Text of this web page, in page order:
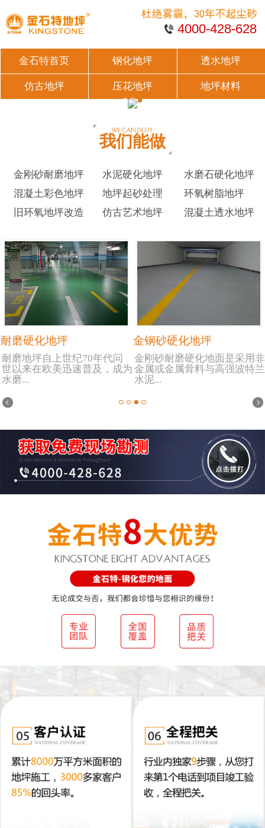
4000-428-628
金石特首页 钢化地坪 透水地坪
仿古地坪 压花地坪 地坪材料
我们能做
金刚砂耐磨地坪 水泥硬化地坪
水磨石硬化地坪
混凝土彩色地坪
地坪起砂处理
环氧树脂地坪
旧环氧地坪改造
仿古艺术地坪 混凝土透水地坪
耐磨硬化地坪
耐磨地坪自上世纪70年代问
世以来在欧美迅速普及，成为
水磨...
金钢砂硬化地坪
金刚砂耐磨硬化地面是采用非
金属或金属骨料与高强波特兰
水泥...